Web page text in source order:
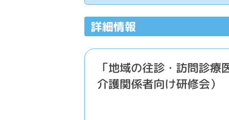
詳細情報
「地域の往診・訪問診
介護関係者向け研修会）